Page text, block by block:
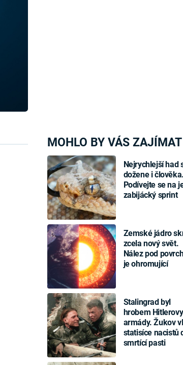
MOHLO BY VÁS ZAJÍMAT
Nejrychlejší had
dožene i člověka.
Podívejte se na
zabijácký sprint
Zemské jádro
zcela nový svět.
Nález pod
je ohromující
Stalingrad byl
hrobem Hitlerovy
armády. Žukov
statisíce nacistů
smrtící pasti